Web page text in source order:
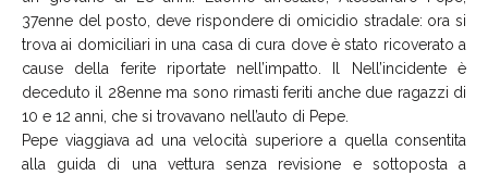
37enne del posto, deve rispondere di omicidio stradale: ora si
trova ai domiciliari in una casa di cura dove è stato ricoverato a
cause della ferite riportate nell’impatto. Il Nell’incidente è
deceduto il 28enne ma sono rimasti feriti anche due ragazzi di
10 e 12 anni, che si trovavano nell’auto di Pepe.
Pepe viaggiava ad una velocità superiore a quella consentita
alla guida di una vettura senza revisione e sottoposta a